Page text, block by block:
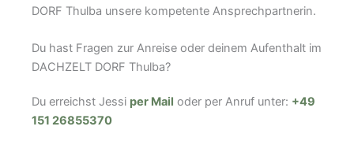
DORF Thulba unsere kompetente Ansprechpartnerin.
Du hast Fragen zur Anreise oder deinem Aufenthalt im
DACHZELT DORF Thulba?
Du erreichst Jessi per Mail oder per Anruf unter: +49
151 26855370